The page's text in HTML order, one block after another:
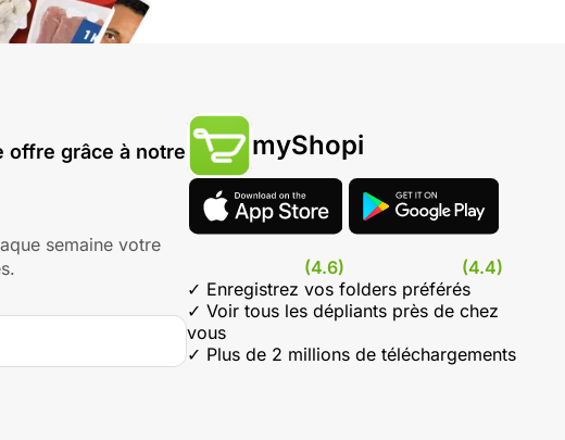
offre grâce à notre
semaine votre
myShopi
(4.6)
(4.4)
✓ Enregistrez vos folders préférés
✓ Voir tous les dépliants près de chez
vous
✓ Plus de 2 millions de téléchargements